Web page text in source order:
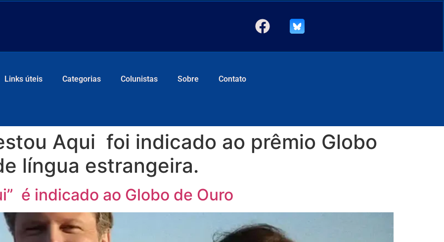
Links úteis Categorias Colunistas Sobre Contato
Aqui foi indicado ao prêmio Globo
língua estrangeira.
é indicado ao Globo de Ouro